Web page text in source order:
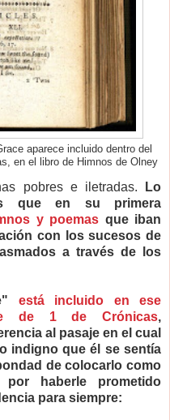
aparece incluido dentro del
en el libro de Himnos de Olney
pobres e iletradas.
Lo
que en su primera
y poemas que iban
con los sucesos de
a través de los
está incluido en ese
de 1 de Crónicas,
al pasaje en el cual
indigno que él se sentía
de colocarlo como
haberle prometido
para siempre: